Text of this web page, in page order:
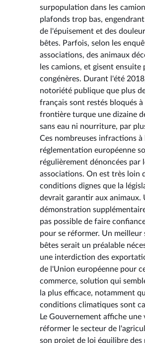
surpopulation dans les
plafonds trop bas,
de l'épuisement et des
bêtes. Parfois, selon les
associations, des animaux
les camions, et gisent ensuite
congénères. Durant l'été
notoriété publique que plus
français sont restés bloqués à
frontière turque une dizaine
sans eau ni nourriture, par
Ces nombreuses infractions à
réglementation européenne
régulièrement dénoncées par
associations. On est très loin
conditions dignes que la
devrait garantir aux animaux.
démonstration
pas possible de faire
pour se réformer. Un meilleur
bêtes serait un préalable
une interdiction des
de l'Union européenne pour
commerce, solution qui
la plus efficace, notamment
conditions climatiques sont
Le Gouvernement affiche une
réformer le secteur de
son projet de loi équilibre des